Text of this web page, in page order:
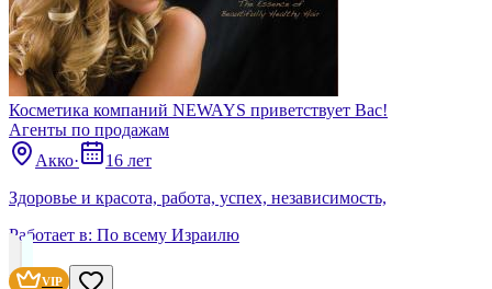
Косметика компаний NEWAYS приветствует Вас!
Агенты по продажам
Акко·
16 лет
Здоровье и красота, работа, успех, независимость,
Работает в: По всему Израилю
VIP